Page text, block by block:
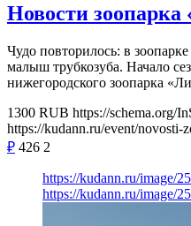
Новости зоопарка
Чудо повторилось: в
малыш трубкозуба. Начало
нижегородского зоопарка
1300 RUB https://schema.org/
https://kudann.ru/event/novosti-
₽ 426 2
https://kudann.ru/image/
https://kudann.ru/image/